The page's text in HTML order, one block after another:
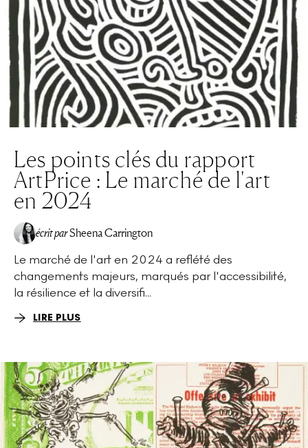
Les points clés du rapport
ArtPrice : Le marché de l'art
en 2024
écrit parSheena Carrington
Le marché de l'art en 2024 a reflété des
changements majeurs, marqués par l'accessibilité,
la résilience et la diversifi...
LIRE PLUS